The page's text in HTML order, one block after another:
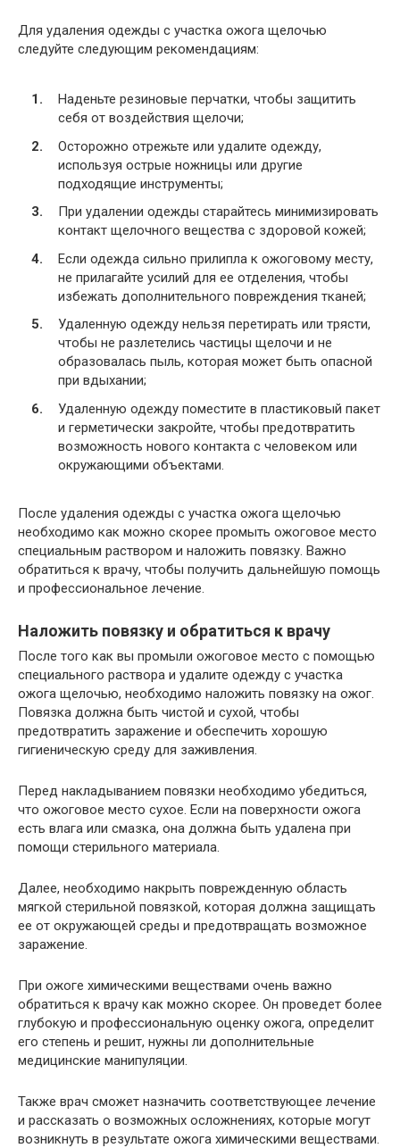
Для удаления одежды с участка ожога щелочью
следуйте следующим рекомендациям:
Наденьте резиновые перчатки, чтобы защитить
себя от воздействия щелочи;
Осторожно отрежьте или удалите одежду,
используя острые ножницы или другие
подходящие инструменты;
При удалении одежды старайтесь минимизировать
контакт щелочного вещества с здоровой кожей;
Если одежда сильно прилипла к ожоговому месту,
не прилагайте усилий для ее отделения, чтобы
избежать дополнительного повреждения тканей;
Удаленную одежду нельзя перетирать или трясти,
чтобы не разлетелись частицы щелочи и не
образовалась пыль, которая может быть опасной
при вдыхании;
Удаленную одежду поместите в пластиковый пакет
и герметически закройте, чтобы предотвратить
возможность нового контакта с человеком или
окружающими объектами.
После удаления одежды с участка ожога щелочью
необходимо как можно скорее промыть ожоговое место
специальным раствором и наложить повязку. Важно
обратиться к врачу, чтобы получить дальнейшую помощь
и профессиональное лечение.
Наложить повязку и обратиться к врачу
После того как вы промыли ожоговое место с помощью
специального раствора и удалите одежду с участка
ожога щелочью, необходимо наложить повязку на ожог.
Повязка должна быть чистой и сухой, чтобы
предотвратить заражение и обеспечить хорошую
гигиеническую среду для заживления.
Перед накладыванием повязки необходимо убедиться,
что ожоговое место сухое. Если на поверхности ожога
есть влага или смазка, она должна быть удалена при
помощи стерильного материала.
Далее, необходимо накрыть поврежденную область
мягкой стерильной повязкой, которая должна защищать
ее от окружающей среды и предотвращать возможное
заражение.
При ожоге химическими веществами очень важно
обратиться к врачу как можно скорее. Он проведет более
глубокую и профессиональную оценку ожога, определит
его степень и решит, нужны ли дополнительные
медицинские манипуляции.
Также врач сможет назначить соответствующее лечение
и рассказать о возможных осложнениях, которые могут
возникнуть в результате ожога химическими веществами.